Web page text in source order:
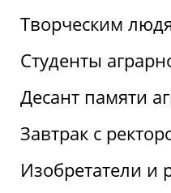
Творческим
Студенты
Десант памяти
Завтрак с
Изобретатели и